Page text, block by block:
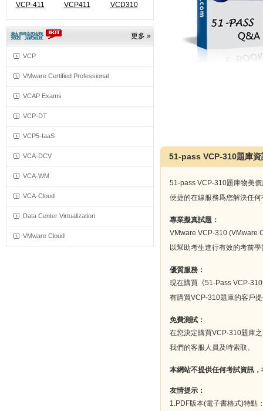
VCP410
VCP-411 VCP411 VCD310
更多 »
熱門認證
VCP
VMware Certified Professional
VCAP Exams
VCP-DT
VCP5-IaaS
VCA-DCV
VCA-WM
VCA-Cloud
Data Center Virtualization
VMware Cloud
51-pass VCP-310題庫資
51-pass VCP-310題庫物美
便捷的在線服務爲您解決任
專業擬真試題：
VMware VCP-310 (VMware
以幫助考生進行有效的考前學
優質服務：
現在購買《51-Pass VCP-
有購買VCP-310題庫的客戶
免費測試：
在您決定購買VCP-310題庫
我們的客服人員及時索取。
本網站不提供任何考試資訊
友情提示：
1.PDF版本(電子書格式)特點